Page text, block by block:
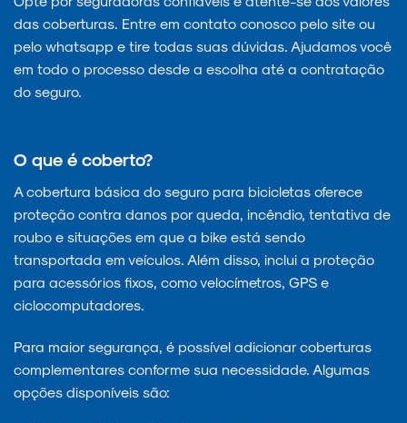
das coberturas. Entre em contato conosco pelo site ou
pelo whatsapp e tire todas suas dúvidas. Ajudamos você
em todo o processo desde a escolha até a contratação
do seguro.
O que é coberto?
A cobertura básica do seguro para bicicletas oferece
proteção contra danos por queda, incêndio, tentativa de
roubo e situações em que a bike está sendo
transportada em veículos. Além disso, inclui a proteção
para acessórios fixos, como velocímetros, GPS e
ciclocomputadores.
Para maior segurança, é possível adicionar coberturas
complementares conforme sua necessidade. Algumas
opções disponíveis são: